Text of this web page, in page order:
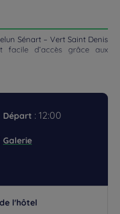
Sénart – Vert Saint Denis
d’accès grâce aux
Départ : 12:00
Galerie
l'hôtel